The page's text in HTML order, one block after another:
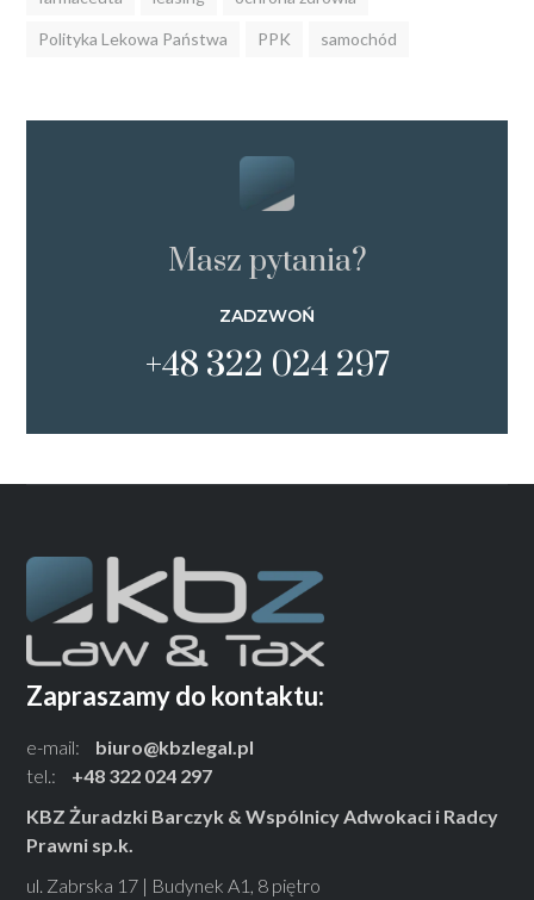
Polityka Lekowa Państwa PPK samochód
Masz pytania?
ZADZWOŃ
+48 322 024 297
Zapraszamy do kontaktu:
e-mail:
biuro@kbzlegal.pl
tel.:
+48 322 024 297
KBZ Żuradzki Barczyk & Wspólnicy Adwokaci i Radcy
Prawni sp.k.
ul. Zabrska 17 | Budynek A1, 8 piętro